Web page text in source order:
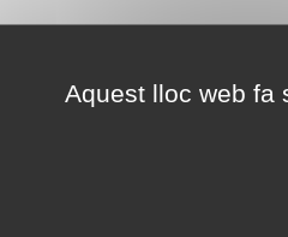
Aquest lloc web fa